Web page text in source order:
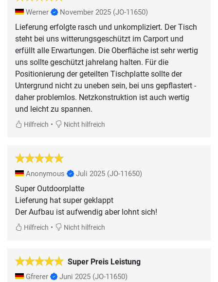
Werner November 2025 (JO-11650)
Lieferung erfolgte rasch und unkompliziert. Der Tisch
steht bei uns witterungsgeschützt im Carport und
erfüllt alle Erwartungen. Die Oberfläche ist sehr wertig
uns sollte geschützt jahrelang halten. Für die
Positionierung der geteilten Tischplatte sollte der
Untergrund nicht zu uneben sein, bei uns gepflastert -
daher problemlos. Netzkonstruktion ist auch wertig
und leicht zu spannen.
Hilfreich • Nicht hilfreich
Anonymous Juli 2025 (JO-11650)
Super Outdoorplatte
Lieferung hat super geklappt
Der Aufbau ist aufwendig aber lohnt sich!
Hilfreich • Nicht hilfreich
Super Preis Leistung
Gfrerer Juni 2025 (JO-11650)